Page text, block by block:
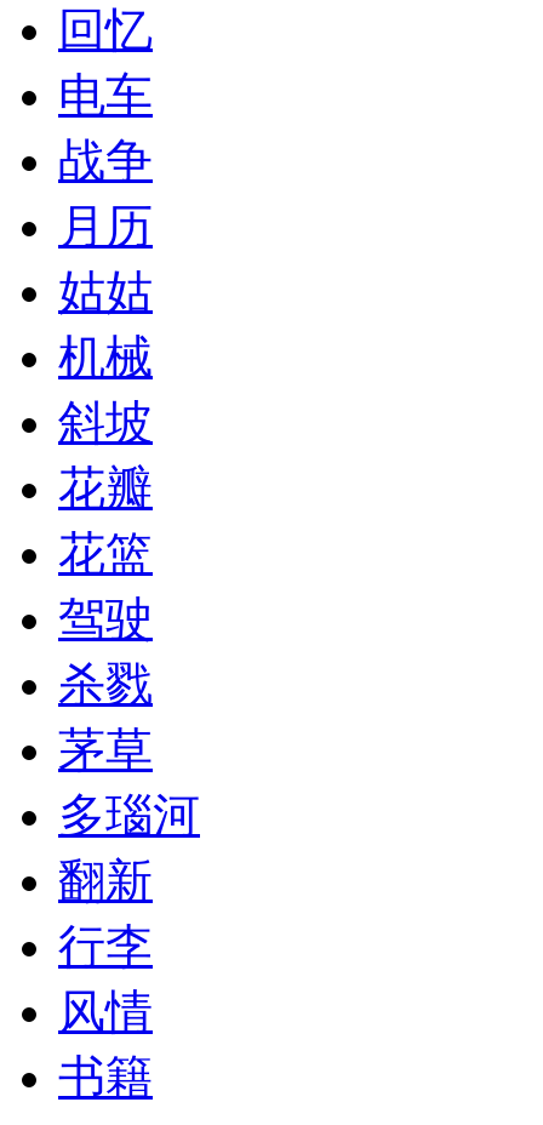
回忆
电车
战争
月历
姑姑
机械
斜坡
花瓣
花篮
驾驶
杀戮
茅草
多瑙河
翻新
行李
风情
书籍